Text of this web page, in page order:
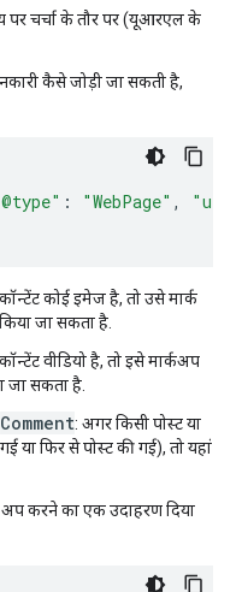
पर चर्चा के तौर पर (यूआरएल के
कैसे जोड़ी जा सकती है,
: "WebPage" ,
"url"
कोई इमेज है, तो उसे मार्क
जा सकता है.
वीडियो है, तो इसे मार्कअप
जा सकता है.
Comment: अगर किसी पोस्ट या
या फिर से पोस्ट की गई), तो यहां
अप करने का एक उदाहरण दिया